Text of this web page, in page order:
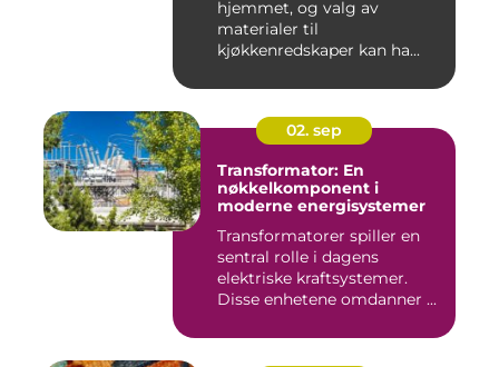
hjemmet, og valg av
materialer til
kjøkkenredskaper kan ha...
02. sep
Transformator: En
nøkkelkomponent i
moderne energisystemer
Transformatorer spiller en
sentral rolle i dagens
elektriske kraftsystemer.
Disse enhetene omdanner ...